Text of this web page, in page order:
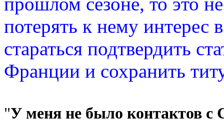
потерять к нему
стараться подтвердить
Франции и сохранить
"У меня не было контактов с